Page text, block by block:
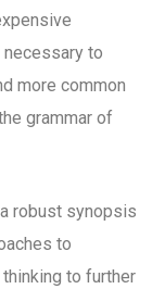
to
more common
grammar of
robust synopsis
to
to further